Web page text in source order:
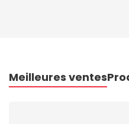
Meilleures ventes